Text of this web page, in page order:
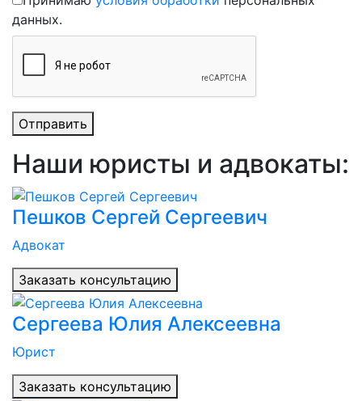
данных.
Отправить
Наши юристы и адвокаты:
Пешков Сергей Сергеевич
Адвокат
Заказать консультацию
Сергеева Юлия Алексеевна
Юрист
Заказать консультацию